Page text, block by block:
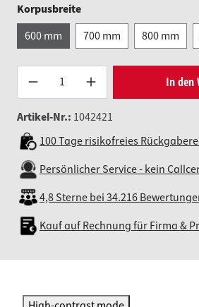
Korpusbreiteauswählen
600 mm
700 mm 800 mm
ProduktIn den
Artikel-Nr.: 1042421
100 Tage risikofreies
Persönlicher Service - kein
4,8 Sterne bei 34.216
Kauf auf Rechnung für Firma &